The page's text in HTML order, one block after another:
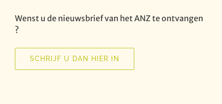
Wenst u de nieuwsbrief van het ANZ te ontvangen
?
SCHRIJF U DAN HIER IN